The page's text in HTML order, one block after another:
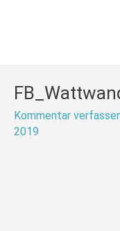
Kommentar
2019